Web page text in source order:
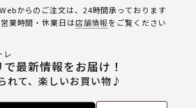
からのご注文は、24時間承っております
業時間・休業日は店舗情報をご覧ください
レ
最新情報をお届け！
れて、楽しいお買い物♪